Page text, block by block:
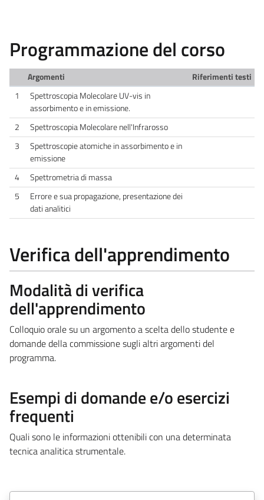
Programmazione del corso
Argomenti
Riferimenti testi
1
Spettroscopia Molecolare UV-vis in
assorbimento e in emissione.
2
Spettroscopia Molecolare nell'Infrarosso
3
Spettroscopie atomiche in assorbimento e in
emissione
4
Spettrometria di massa
5
Errore e sua propagazione, presentazione dei
dati analitici
Verifica dell'apprendimento
Modalità di verifica
dell'apprendimento
Colloquio orale su un argomento a scelta dello studente e
domande della commissione sugli altri argomenti del
programma.
Esempi di domande e/o esercizi
frequenti
Quali sono le informazioni ottenibili con una determinata
tecnica analitica strumentale.